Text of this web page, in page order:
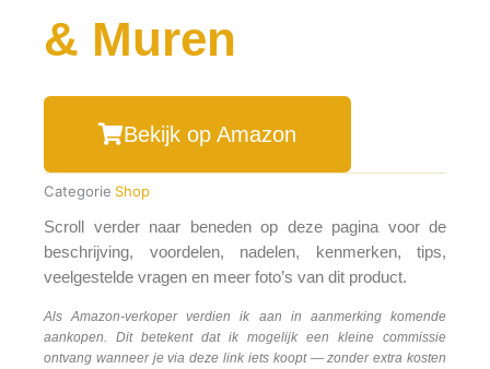
& Muren
Bekijk op Amazon
Categorie Shop
Scroll verder naar beneden op deze pagina voor de
beschrijving, voordelen, nadelen, kenmerken, tips,
veelgestelde vragen en meer foto’s van dit product.
Als Amazon-verkoper verdien ik aan in aanmerking komende
aankopen. Dit betekent dat ik mogelijk een kleine commissie
ontvang wanneer je via deze link iets koopt — zonder extra kosten